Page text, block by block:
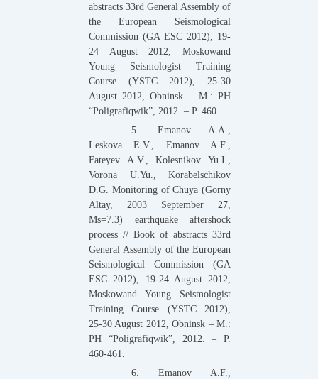
abstracts 33rd General Assembly of
the European Seismological
Commission (GA ESC 2012), 19-
24 August 2012, Moskowand
Young Seismologist Training
Course (YSTC 2012), 25-30
August 2012, Obninsk – M.: PH
“Poligrafiqwik”, 2012. – P. 460.
5. Emanov A.A.,
Leskova E.V., Emanov A.F.,
Fateyev A.V., Kolesnikov Yu.I.,
Vorona U.Yu., Korabelschikov
D.G. Monitoring of Chuya (Gorny
Altay, 2003 September 27,
Ms=7.3) earthquake aftershock
process // Book of abstracts 33rd
General Assembly of the European
Seismological Commission (GA
ESC 2012), 19-24 August 2012,
Moskowand Young Seismologist
Training Course (YSTC 2012),
25-30 August 2012, Obninsk – M.:
PH “Poligrafiqwik”, 2012. – P.
460-461.
6. Emanov A.F.,